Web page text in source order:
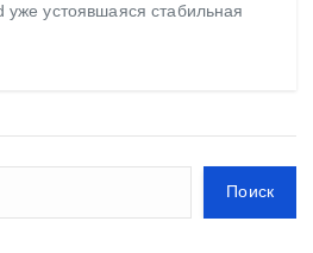
уже устоявшаяся стабильная
Поиск